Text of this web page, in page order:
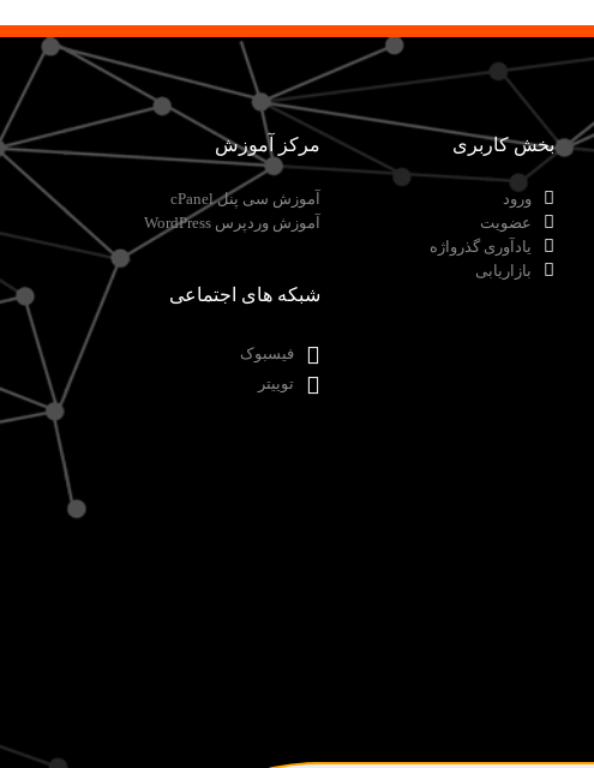
بخش کاربری
ورود
عضویت
یادآوری گذرواژه
بازاریابی
مرکز آموزش
آموزش سی پنل cPanel
آموزش وردپرس WordPress
شبکه های اجتماعی
فیسبوک
توییتر